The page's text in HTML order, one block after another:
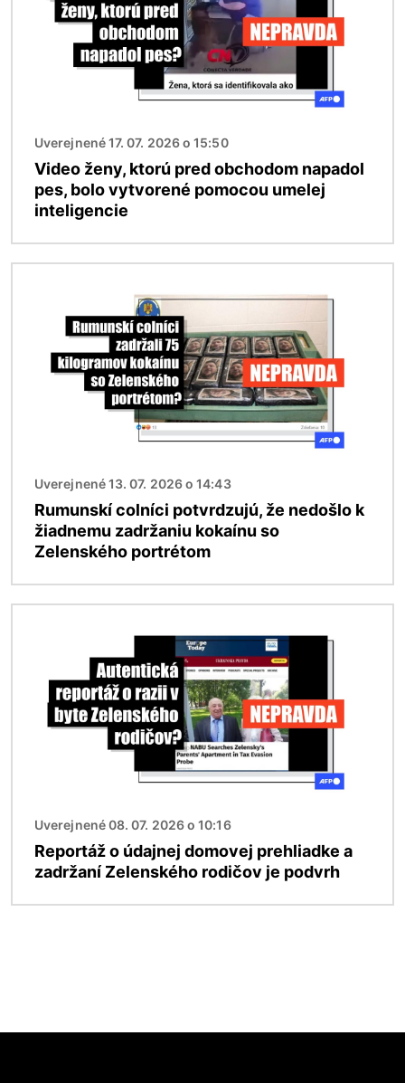
Uverejnené 17. 07. 2026 o 15:50
Video ženy, ktorú pred obchodom napadol
pes, bolo vytvorené pomocou umelej
inteligencie
Uverejnené 13. 07. 2026 o 14:43
Rumunskí colníci potvrdzujú, že nedošlo k
žiadnemu zadržaniu kokaínu so
Zelenského portrétom
Uverejnené 08. 07. 2026 o 10:16
Reportáž o údajnej domovej prehliadke a
zadržaní Zelenského rodičov je podvrh